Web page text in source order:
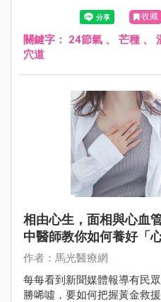
階段的重要節氣。
收藏
關鍵字： 24節氣 、 芒種 、
穴道
相由心生，面相與心血
中醫師教你如何養好「
作者：馬光醫療網
每每看到新聞媒體報導有民
勝唏噓，要如何把握黃金救